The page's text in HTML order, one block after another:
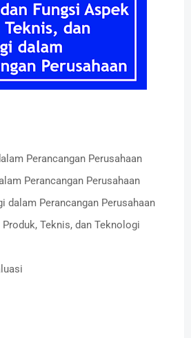
Perancangan Perusahaan
Perancangan Perusahaan
dalam Perancangan Perusahaan
Teknis, dan Teknologi